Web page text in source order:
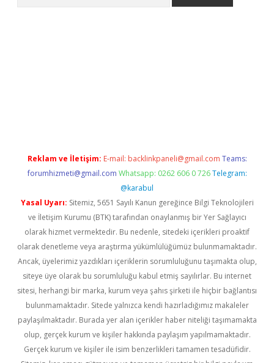
Reklam ve İletişim: E-mail: backlinkpaneli@gmail.com Teams:
forumhizmeti@gmail.com Whatsapp: 0262 606 0 726 Telegram:
@karabul
Yasal Uyarı: Sitemiz, 5651 Sayılı Kanun gereğince Bilgi Teknolojileri
ve İletişim Kurumu (BTK) tarafından onaylanmış bir Yer Sağlayıcı
olarak hizmet vermektedir. Bu nedenle, sitedeki içerikleri proaktif
olarak denetleme veya araştırma yükümlülüğümüz bulunmamaktadır.
Ancak, üyelerimiz yazdıkları içeriklerin sorumluluğunu taşımakta olup,
siteye üye olarak bu sorumluluğu kabul etmiş sayılırlar. Bu internet
sitesi, herhangi bir marka, kurum veya şahıs şirketi ile hiçbir bağlantısı
bulunmamaktadır. Sitede yalnızca kendi hazırladığımız makaleler
paylaşılmaktadır. Burada yer alan içerikler haber niteliği taşımamakta
olup, gerçek kurum ve kişiler hakkında paylaşım yapılmamaktadır.
Gerçek kurum ve kişiler ile isim benzerlikleri tamamen tesadüfidir.